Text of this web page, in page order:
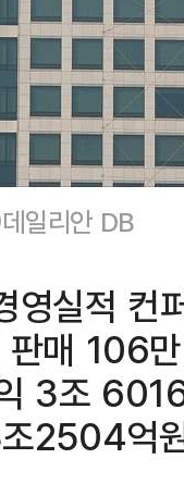
일리안 DB
영실적 컨
판매 106
3조
2504억